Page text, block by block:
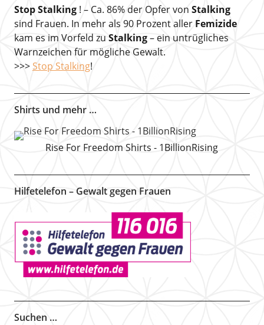
Stop Stalking! – Ca. 86% der Opfer von Stalking
sind Frauen. In mehr als 90 Prozent aller Femizide
kam es im Vorfeld zu Stalking– ein untrügliches
Warnzeichen für mögliche Gewalt.
>>> Stop Stalking!
Shirts und mehr …
Rise For Freedom Shirts - 1BillionRising
Hilfetelefon – Gewalt gegen Frauen
Suchen …